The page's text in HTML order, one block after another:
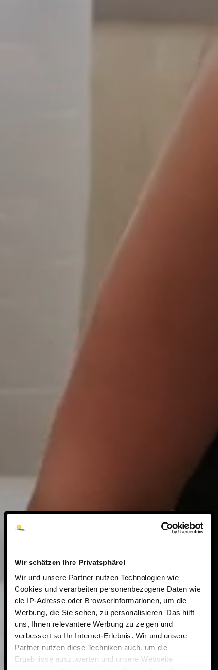
Wir schätzen Ihre Privatsphäre!
Wir und unsere Partner nutzen Technologien wie
Cookies und verarbeiten personenbezogene Daten wie
die IP-Adresse oder Browserinformationen, um die
Werbung, die Sie sehen, zu personalisieren. Das hilft
uns, Ihnen relevantere Werbung zu zeigen und
verbessert so Ihr Internet-Erlebnis. Wir und unsere
Partner nutzen diese Techniken auch, um die
Ergebnisse auszuwerten und unsere Webseite